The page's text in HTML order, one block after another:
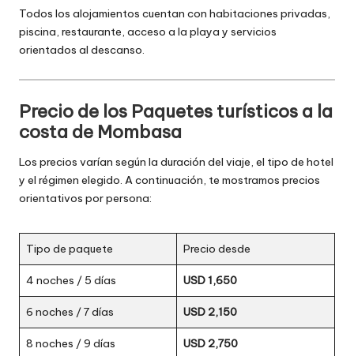
Todos los alojamientos cuentan con habitaciones privadas,
piscina, restaurante, acceso a la playa y servicios
orientados al descanso.
Precio de los Paquetes turísticos a la
costa de Mombasa
Los precios varían según la duración del viaje, el tipo de hotel
y el régimen elegido. A continuación, te mostramos precios
orientativos por persona:
Tipo de paquete Precio desde
4 noches / 5 días USD 1,650
6 noches / 7 días USD 2,150
8 noches / 9 días USD 2,750